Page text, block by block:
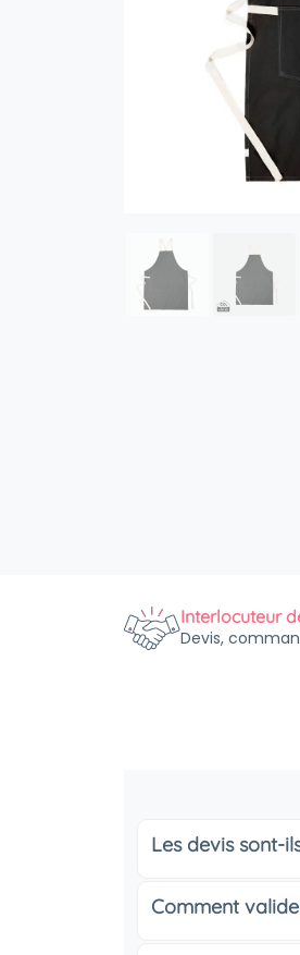
Interlocuteur
Devis,
Les devis sont-
Comment